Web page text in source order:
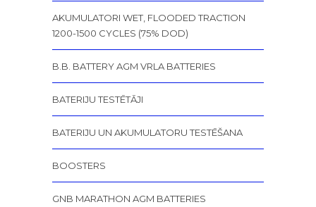
AKUMULATORI WET, FLOODED TRACTION
1200-1500 CYCLES (75% DOD)
B.B. BATTERY AGM VRLA BATTERIES
BATERIJU TESTĒTĀJI
BATERIJU UN AKUMULATORU TESTĒŠANA
BOOSTERS
GNB MARATHON AGM BATTERIES